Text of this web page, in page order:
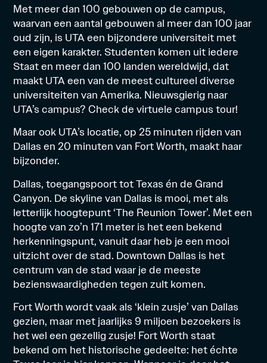
Met meer dan 100 gebouwen op de campus,
waarvan een aantal gebouwen al meer dan 100 jaar
oud zijn, is UTA een bijzondere universiteit met
een eigen karakter. Studenten komen uit iedere
Staat en meer dan 100 landen wereldwijd, dat
maakt UTA een van de meest cultureel diverse
universiteiten van Amerika. Nieuwsgierig naar
UTA’s campus? Checkde virtuele campus tour!
Maar ook UTA’s locatie, op 25 minuten rijden van
Dallas en 20 minuten van Fort Worth, maakt haar
bijzonder.
Dallas, toegangspoort tot Texas én de Grand
Canyon. De skyline van Dallas is mooi, met als
letterlijk hoogtepunt ‘The Reunion Tower’. Met een
hoogte van zo’n 171 meter is het een bekend
herkenningspunt, vanuit daar heb je een mooi
uitzicht over de stad. Downtown Dallas is het
centrum van de stad waar je de meeste
bezienswaardigheden tegen zult komen.
Fort Worth wordt vaak als ‘klein zusje’ van Dallas
gezien, maar met jaarlijks 9 miljoen bezoekers is
het wel een gezellig zusje! Fort Worth staat
bekend om het historische gedeelte: het échte